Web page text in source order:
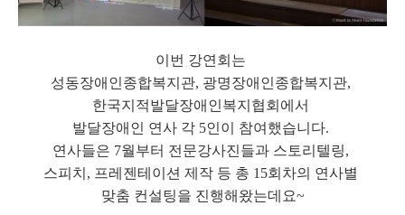
이번 강연회는
성동장애인종합복지관, 광명장애인종합복지관,
한국지적발달장애인복지협회에서
발달장애인 연사 각 5인이 참여했습니다.
연사들은 7월부터 전문강사진들과 스토리텔링,
스피치 , 프레젠테이션 제작 등 총 15회차의 연사별
맞춤 컨설팅을 진행해왔는데요~